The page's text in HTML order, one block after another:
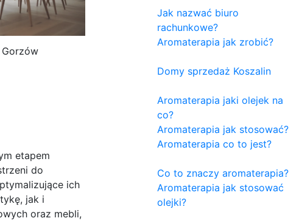
etapem
do
ich
jak i
oraz mebli,
Jak nazwać biuro
rachunkowe?
Aromaterapia jak zrobić?
Domy sprzedaż Koszalin
Aromaterapia jaki olejek na
co?
Aromaterapia jak stosować?
Aromaterapia co to jest?
Co to znaczy aromaterapia?
Aromaterapia jak stosować
olejki?